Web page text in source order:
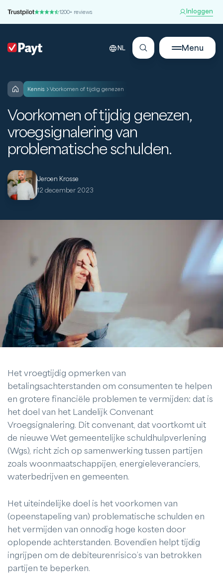
1200+ reviews Inloggen
NL Menu
kennis Voorkomen of tijdig genezen
Voorkomen of tijdig genezen,
vroegsignalering van
problematische schulden.
Jeroen Krosse
12 december 2023
Het vroegtijdig opmerken van
betalingsachterstanden om consumenten te helpen
en grotere financiële problemen te vermijden: dat is
het doel van het Landelijk Convenant
Vroegsignalering. Dit convenant, dat voortkomt uit
de nieuwe Wet gemeentelijke schuldhulpverlening
(Wgs), richt zich op samenwerking tussen partijen
zoals woonmaatschappijen, energieleveranciers,
waterbedrijven en gemeenten.
Het uiteindelijke doel is het voorkomen van
(opeenstapeling van) problematische schulden en
het vermijden van onnodig hoge kosten door
oplopende achterstanden. Bovendien helpt tijdig
ingrijpen om de debiteurenrisico’s van betrokken
partijen te beperken.